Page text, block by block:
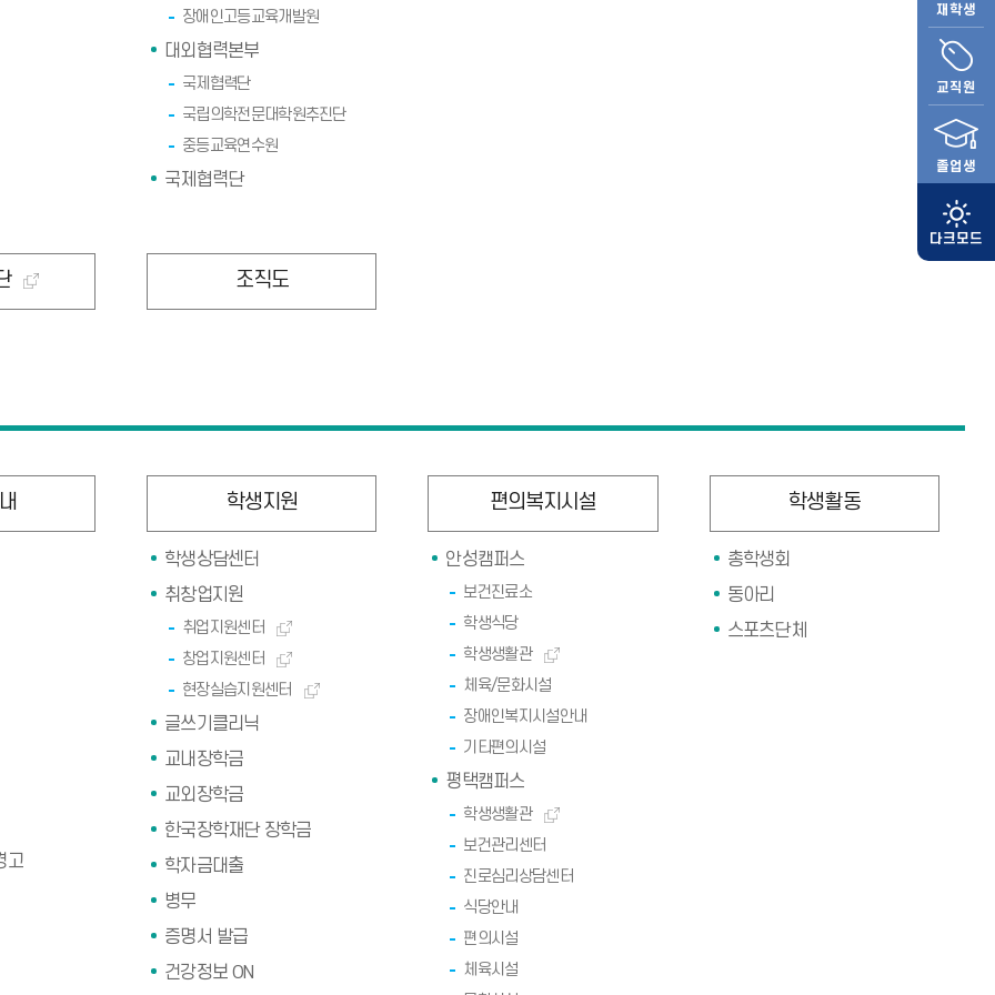
재학생
교직원
졸업생
장애인고등교육개발원
대외협력본부
국제협력단
국립의학전문대학원추진단
중등교육연수원
국제협력단
조직도
고
학생지원
학생상담센터
취창업지원
취업지원센터
창업지원센터
현장실습지원센터
글쓰기클리닉
교내장학금
교외장학금
한국장학재단 장학금
학자금대출
병무
증명서 발급
건강정보 ON
편의복지시설
안성캠퍼스
보건진료소
학생식당
학생생활관
체육/문화시설
장애인복지시설안내
기타편의시설
평택캠퍼스
학생생활관
보건관리센터
진로심리상담센터
식당안내
편의시설
체육시설
학생활동
총학생회
동아리
스포츠단체